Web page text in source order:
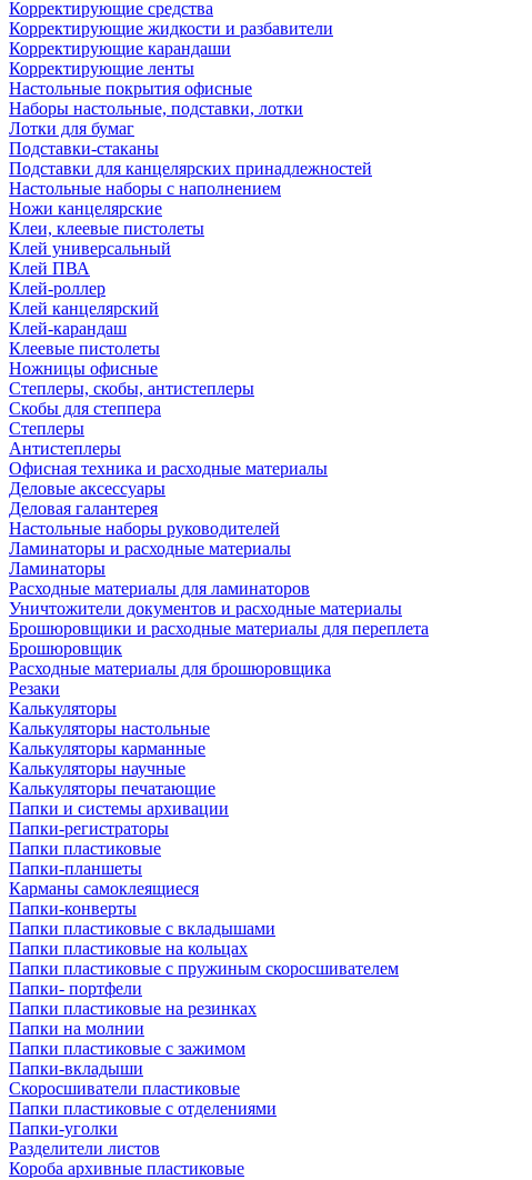
Корректирующие средства
Корректирующие жидкости и разбавители
Корректирующие карандаши
Корректирующие ленты
Настольные покрытия офисные
Наборы настольные, подставки, лотки
Лотки для бумаг
Подставки-стаканы
Подставки для канцелярских принадлежностей
Настольные наборы с наполнением
Ножи канцелярские
Клеи, клеевые пистолеты
Клей универсальный
Клей ПВА
Клей-роллер
Клей канцелярский
Клей-карандаш
Клеевые пистолеты
Ножницы офисные
Степлеры, скобы, антистеплеры
Скобы для степпера
Степлеры
Антистеплеры
Офисная техника и расходные материалы
Деловые аксессуары
Деловая галантерея
Настольные наборы руководителей
Ламинаторы и расходные материалы
Ламинаторы
Расходные материалы для ламинаторов
Уничтожители документов и расходные материалы
Брошюровщики и расходные материалы для переплета
Брошюровщик
Расходные материалы для брошюровщика
Резаки
Калькуляторы
Калькуляторы настольные
Калькуляторы карманные
Калькуляторы научные
Калькуляторы печатающие
Папки и системы архивации
Папки-регистраторы
Папки пластиковые
Папки-планшеты
Карманы самоклеящиеся
Папки-конверты
Папки пластиковые с вкладышами
Папки пластиковые на кольцах
Папки пластиковые с пружиным скоросшивателем
Папки- портфели
Папки пластиковые на резинках
Папки на молнии
Папки пластиковые с зажимом
Папки-вкладыши
Скоросшиватели пластиковые
Папки пластиковые с отделениями
Папки-уголки
Разделители листов
Короба архивные пластиковые